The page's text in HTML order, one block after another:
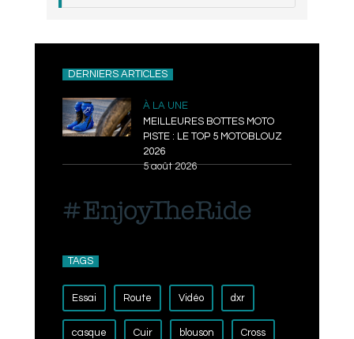
DERNIERS ARTICLES
À LA UNE
MEILLEURES BOTTES MOTO
PISTE : LE TOP 5 MOTOBLOUZ
2026
5 août 2026
TAGS
Essai Route Vidéo dxr
casque Cuir blouson Cross